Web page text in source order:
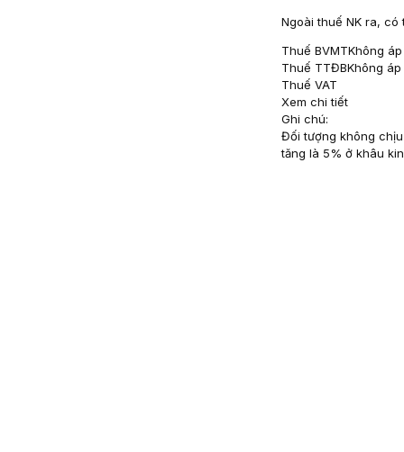
Ngoài thuế NK ra,
Thuế BVMTKhông
Thuế TTĐBKhông
Thuế VAT
Xem chi tiết
Ghi chú:
Đối tượng không
tăng là 5% ở khâu